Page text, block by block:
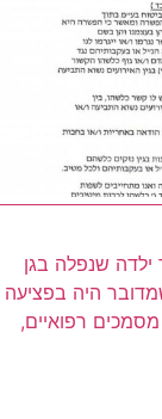
25,000 ש"ח בעבור ילדה שנפלה בגן
היה בפציעה
רפואיים,